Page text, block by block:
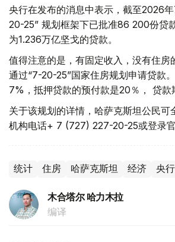
央行在发布的消息中表示，截至2026
20-25” 规划框架下已批准86 200份贷
为1.236万亿坚戈的贷款。
值得注意的是，有固定收入，没有住房
通过“7-20-25”国家住房规划申请贷款
7%，抵押贷款的预付款是20％， 贷款
关于该规划的详情，哈萨克斯坦公民可
机构电话+ 7 (727) 227-20-25或登录官
统计 住房 哈萨克斯坦 经济 央行
木合塔尔 哈力木拉
编译